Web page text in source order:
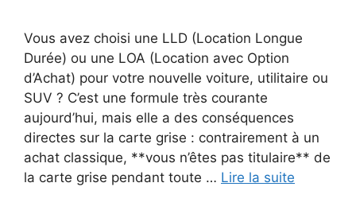
Vous avez choisi une LLD (Location Longue
Durée) ou une LOA (Location avec Option
d’Achat) pour votre nouvelle voiture, utilitaire ou
SUV ? C’est une formule très courante
aujourd’hui, mais elle a des conséquences
directes sur la carte grise : contrairement à un
achat classique, **vous n’êtes pas titulaire** de
la carte grise pendant toute … Lire la suite